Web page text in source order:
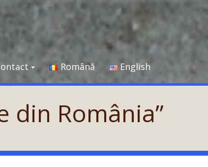
Română English
din România”